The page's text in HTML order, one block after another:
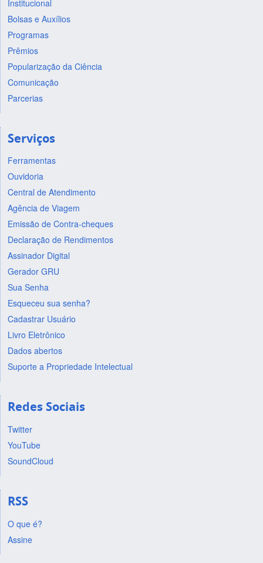
Institucional
Bolsas e Auxílios
Programas
Prêmios
Popularização da Ciência
Comunicação
Parcerias
Serviços
Ferramentas
Ouvidoria
Central de Atendimento
Agência de Viagem
Emissão de Contra-cheques
Declaração de Rendimentos
Assinador Digital
Gerador GRU
Sua Senha
Esqueceu sua senha?
Cadastrar Usuário
Livro Eletrônico
Dados abertos
Suporte a Propriedade Intelectual
Redes Sociais
Twitter
YouTube
SoundCloud
RSS
O que é?
Assine